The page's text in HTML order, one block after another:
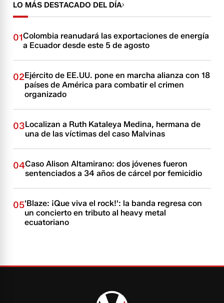
LO MÁS DESTACADO DEL DÍA
01Colombia reanudará las exportaciones de energía
a Ecuador desde este 5 de agosto
02Ejército de EE.UU. pone en marcha alianza con 18
países de América para combatir el crimen
organizado
03Localizan a Ruth Kataleya Medina, hermana de
una de las víctimas del caso Malvinas
04Caso Alison Altamirano: dos jóvenes fueron
sentenciados a 34 años de cárcel por femicidio
05'Blaze: ¡Que viva el rock!': la banda regresa con
un concierto en tributo al heavy metal
ecuatoriano